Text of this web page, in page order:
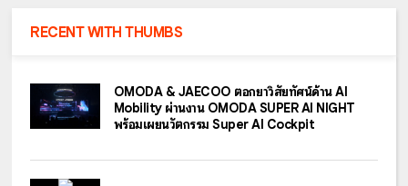
RECENT WITH THUMBS
OMODA & JAECOO ตอกย้ำวิสัยทัศน์ด้าน AI
Mobility ผ่านงาน OMODA SUPER AI NIGHT
พร้อมเผยนวัตกรรม Super AI Cockpit